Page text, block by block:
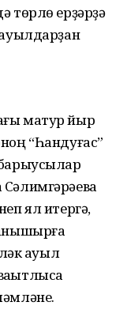
төрлө ерҙәрҙә
матур йыр
“Һандуғас”
ял итергә,
ауыл